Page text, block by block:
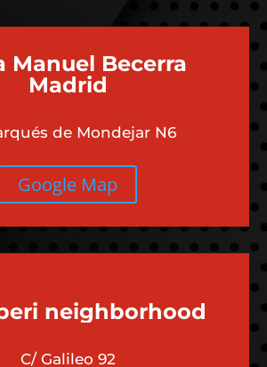
Manuel Becerra
Madrid
de Mondejar N6
Google Map
neighborhood
C/ Galileo 92